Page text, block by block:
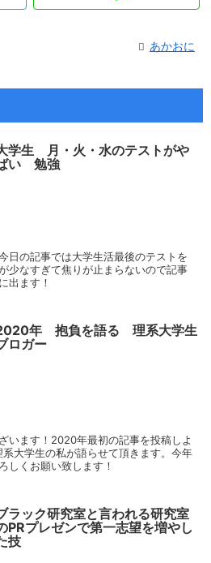
あかおに
学生 月・火・水のテストがや
い 勉強
日の記事では大学生活最後のテストを
少なすぎて焦りが止まらないので記事
出ます！
年 抱負を語る 理系大学生
ロガー
います！2020年最初の記事を投稿しよ
大学生の私が語らせて頂きます。今年
しくお願い致します！
ラック研究室と言われる研究室
PRプレゼンで第一志望を増やし
技